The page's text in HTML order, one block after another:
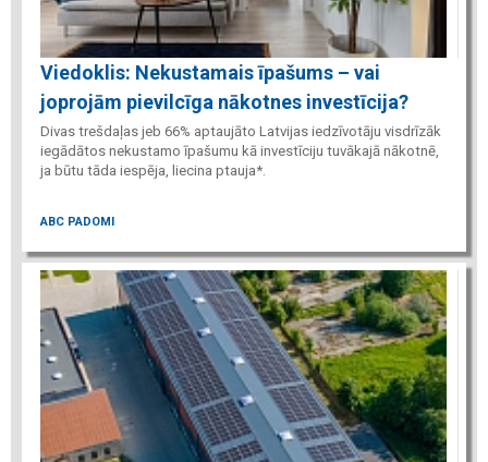
Viedoklis: Nekustamais īpašums – vai
joprojām pievilcīga nākotnes investīcija?
Divas trešdaļas jeb 66% aptaujāto Latvijas iedzīvotāju visdrīzāk
iegādātos nekustamo īpašumu kā investīciju tuvākajā nākotnē,
ja būtu tāda iespēja, liecina ptauja*.
ABC PADOMI